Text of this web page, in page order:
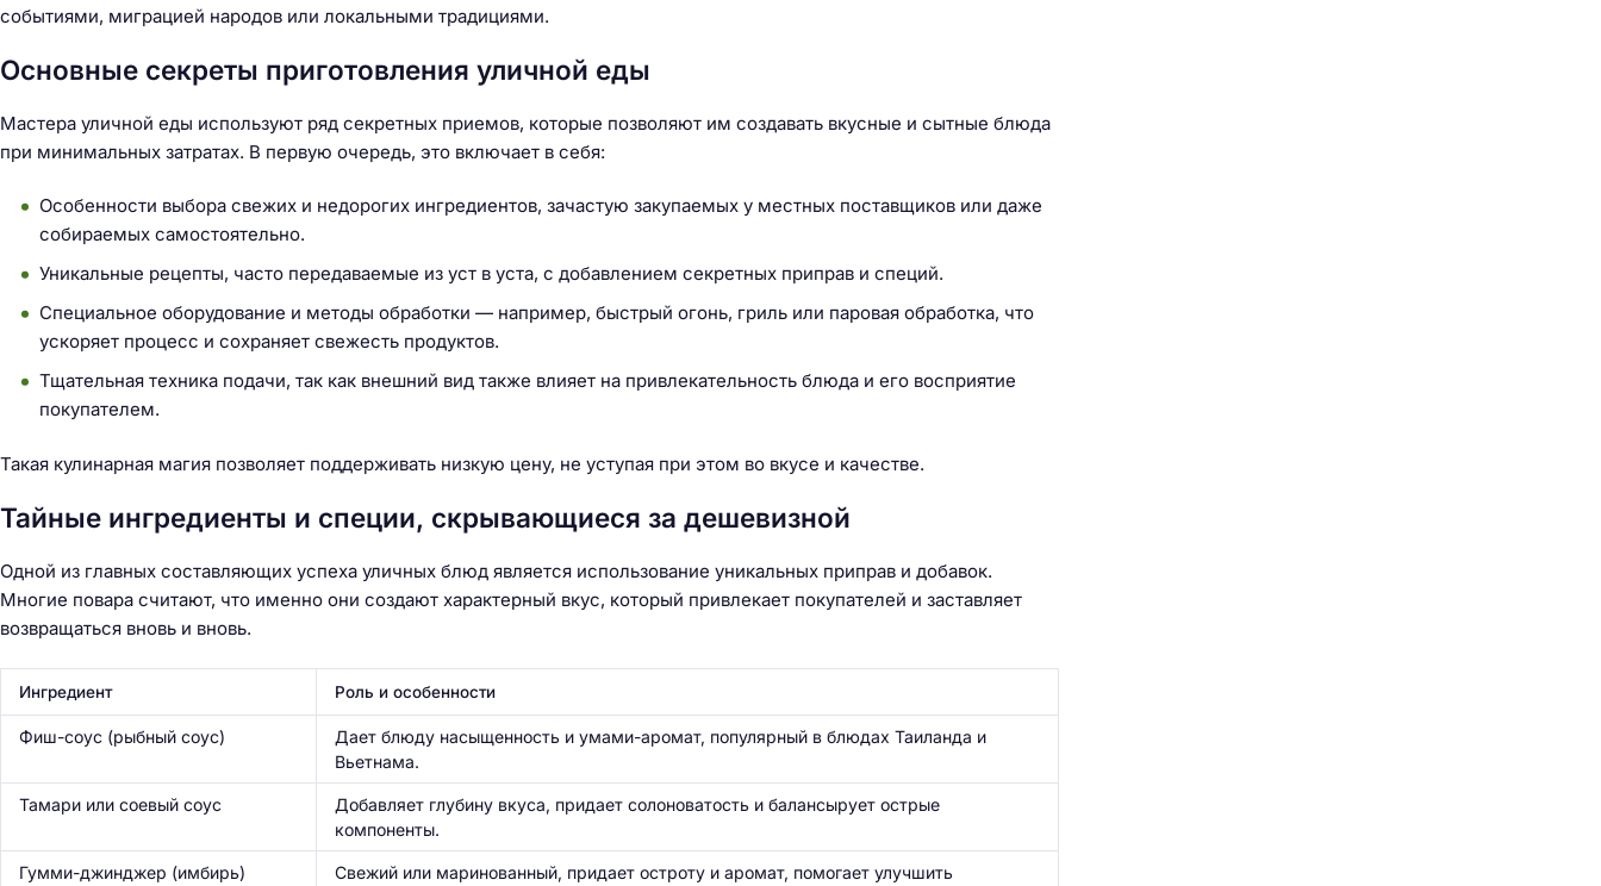
событиями, миграцией народов или локальными традициями.
Основные секреты приготовления уличной еды
Мастера уличной еды используют ряд секретных приемов, которые позволяют им создавать вкусные и сытные блюда
при минимальных затратах. В первую очередь, это включает в себя:
Особенности выбора свежих и недорогих ингредиентов, зачастую закупаемых у местных поставщиков или даже
собираемых самостоятельно.
Уникальные рецепты, часто передаваемые из уст в уста, с добавлением секретных приправ и специй.
Специальное оборудование и методы обработки — например, быстрый огонь, гриль или паровая обработка, что
ускоряет процесс и сохраняет свежесть продуктов.
Тщательная техника подачи, так как внешний вид также влияет на привлекательность блюда и его восприятие
покупателем.
Такая кулинарная магия позволяет поддерживать низкую цену, не уступая при этом во вкусе и качестве.
Тайные ингредиенты и специи, скрывающиеся за дешевизной
Одной из главных составляющих успеха уличных блюд является использование уникальных приправ и добавок.
Многие повара считают, что именно они создают характерный вкус, который привлекает покупателей и заставляет
возвращаться вновь и вновь.
Ингредиент Роль и особенности
Фиш-соус (рыбный соус)
Дает блюду насыщенность и умами-аромат, популярный в блюдах Таиланда и
Вьетнама.
Тамари или соевый соус
Добавляет глубину вкуса, придает солоноватость и балансырует острые
компоненты.
Гумми-джинджер (имбирь)
Свежий или маринованный, придает остроту и аромат, помогает улучшить
а
й
и
: